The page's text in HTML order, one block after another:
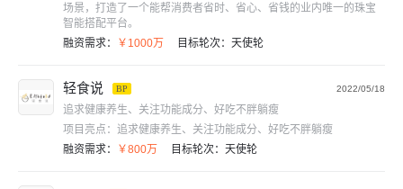
场景，打造了一个能帮消费者省时、省心、省钱的业内唯一的珠宝
智能搭配平台。
融资需求：
￥1000万 目标轮次： 天使轮
轻食说 BP 2022/05/18
追求健康养生、关注功能成分、好吃不胖躺瘦
项目亮点： 追求健康养生、关注功能成分、好吃不胖躺瘦
融资需求：
￥800万 目标轮次： 天使轮